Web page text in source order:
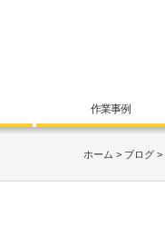
作業事例
ホーム ブログ